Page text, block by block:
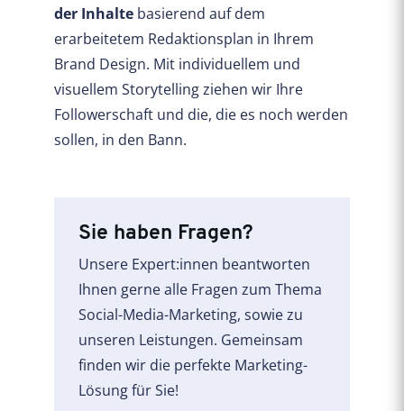
der Inhalte basierend auf dem
erarbeitetem Redaktionsplan in Ihrem
Brand Design. Mit individuellem und
visuellem Storytelling ziehen wir Ihre
Followerschaft und die, die es noch werden
sollen, in den Bann.
Sie haben Fragen?
Unsere Expert:innen beantworten
Ihnen gerne alle Fragen zum Thema
Social-Media-Marketing, sowie zu
unseren Leistungen. Gemeinsam
finden wir die perfekte Marketing-
Lösung für Sie!